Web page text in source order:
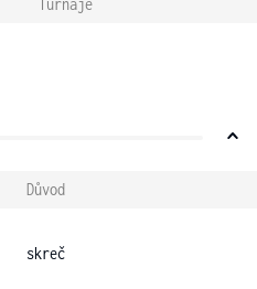
Turnaje
Důvod
skreč